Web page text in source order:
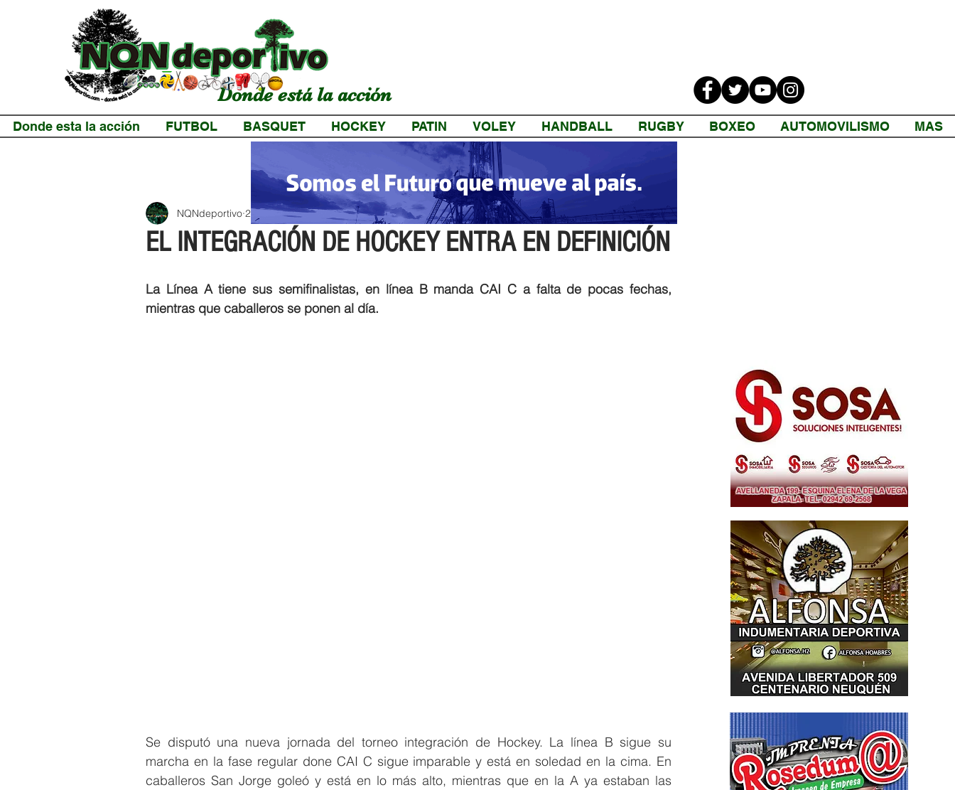
Donde está la acción
Donde esta la acción FUTBOL BASQUET HOCKEY PATIN VOLEY HANDBALL RUGBY BOXEO AUTOMOVILISMO MAS
EL INTEGRACIÓN DE HOCKEY ENTRA EN DEFINICIÓN
NQNdeportivo 2 min de lectura
La Línea A tiene sus semifinalistas, en línea B manda CAI C a falta de pocas fechas,
mientras que caballeros se ponen al día.
Se disputó una nueva jornada del torneo integración de Hockey. La línea B sigue su
marcha en la fase regular done CAI C sigue imparable y está en soledad en la cima. En
caballeros San Jorge goleó y está en lo más alto, mientras que en la A ya estaban las